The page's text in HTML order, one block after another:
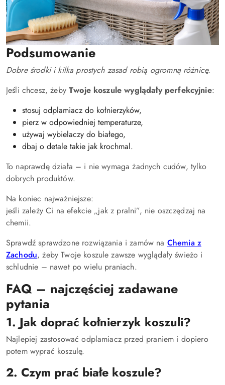
Podsumowanie
Dobre środki i kilka prostych zasad robią ogromną różnicę.
Jeśli chcesz, żebyTwoje koszule wyglądały perfekcyjnie:
stosuj odplamiacz do kołnierzyków,
pierz w odpowiedniej temperaturze,
używaj wybielaczy do białego,
dbaj o detale takie jak krochmal.
To naprawdę działa – i nie wymaga żadnych cudów, tylko
dobrych produktów.
Na koniec najważniejsze:
jeśli zależy Ci na efekcie „jak z pralni”, nie oszczędzaj na
chemii.
Sprawdź sprawdzone rozwiązania i zamów na Chemia z
Zachodu, żeby Twoje koszule zawsze wyglądały świeżo i
schludnie – nawet po wielu praniach.
FAQ – najczęściej zadawane
pytania
1. Jak doprać kołnierzyk koszuli?
Najlepiej zastosować odplamiacz przed praniem i dopiero
potem wyprać koszulę.
2. Czym prać białe koszule?